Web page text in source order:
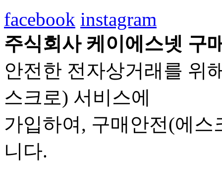
facebook instagram
주식회사 케이에스넷 구
안전한 전자상거래를 위
스크로) 서비스에
가입하여, 구매안전(에
니다.